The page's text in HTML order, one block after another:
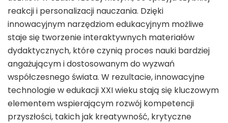
reakcji i personalizacji nauczania. Dzięki
innowacyjnym narzędziom edukacyjnym możliwe
staje się tworzenie interaktywnych materiałów
dydaktycznych, które czynią proces nauki bardziej
angażującym i dostosowanym do wyzwań
współczesnego świata. W rezultacie, innowacyjne
technologie w edukacji XXI wieku stają się kluczowym
elementem wspierającym rozwój kompetencji
przyszłości, takich jak kreatywność, krytyczne